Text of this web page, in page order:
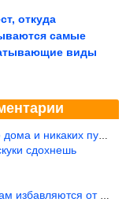
откуда
самые
виды
А самая грязная в от
сдохнешь
физиологических и прочих отходо